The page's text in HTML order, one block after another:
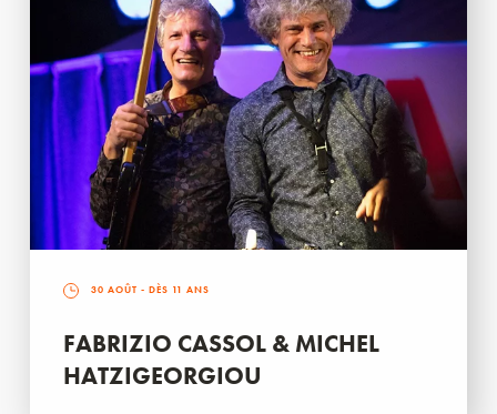
30 AOÛT - DÈS 11 ANS
FABRIZIO CASSOL & MICHEL
HATZIGEORGIOU